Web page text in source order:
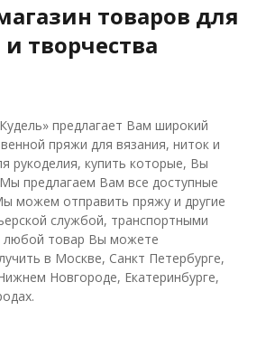
товаров для
творчества
предлагает Вам широкий
пряжи для вязания, ниток и
рукоделия, купить которые, Вы
предлагаем Вам все доступные
можем отправить пряжу и другие
службой, транспортными
любой товар Вы можете
в Москве, Санкт Петербурге,
Новгороде, Екатеринбурге,